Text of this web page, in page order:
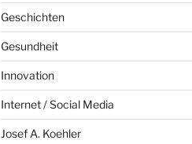
Geschichten
Gesundheit
Innovation
Internet / Social Media
Josef A. Koehler